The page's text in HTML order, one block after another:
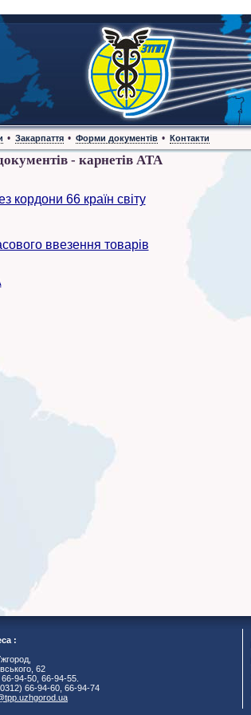
• Закарпаття • Форми документів • Контакти
- карнетів АТА
кордони 66 країн світу
ввезення товарів
:
62
94-50, 66-94-55.
66-94-60, 66-94-74